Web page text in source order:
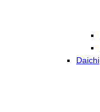
Daichi